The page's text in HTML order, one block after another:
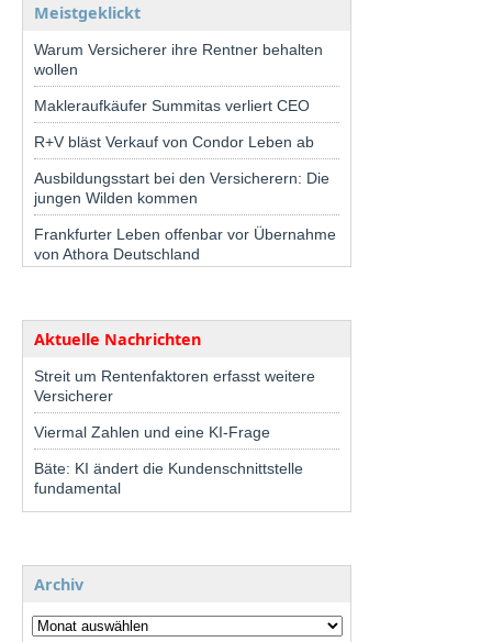
Meistgeklickt
Warum Versicherer ihre Rentner behalten
wollen
Makleraufkäufer Summitas verliert CEO
R+V bläst Verkauf von Condor Leben ab
Ausbildungsstart bei den Versicherern: Die
jungen Wilden kommen
Frankfurter Leben offenbar vor Übernahme
von Athora Deutschland
Aktuelle Nachrichten
Streit um Rentenfaktoren erfasst weitere
Versicherer
Viermal Zahlen und eine KI-Frage
Bäte: KI ändert die Kundenschnittstelle
fundamental
Archiv